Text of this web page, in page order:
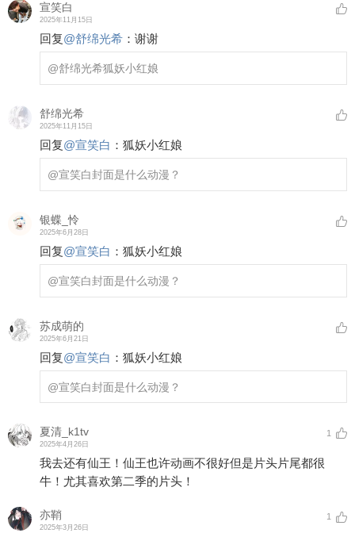
宣笑白
2025年11月15日
回复@舒绵光希 ： 谢谢
@舒绵光希狐妖小红娘
舒绵光希
2025年11月15日
回复@宣笑白 ： 狐妖小红娘
@宣笑白封面是什么动漫？
银蝶_怜
2025年6月28日
回复@宣笑白 ： 狐妖小红娘
@宣笑白封面是什么动漫？
苏成萌的
2025年6月21日
回复@宣笑白 ： 狐妖小红娘
@宣笑白封面是什么动漫？
夏清_k1tv
2025年4月26日
1
我去还有仙王！仙王也许动画不很好但是片头片尾都很
牛！尤其喜欢第二季的片头！
亦鞘
2025年3月26日
1